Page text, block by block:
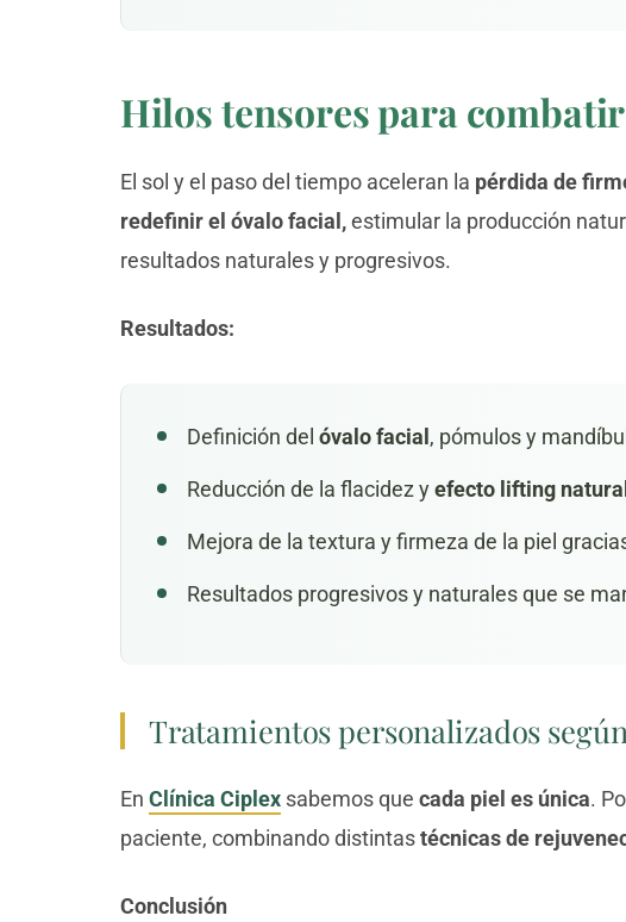
Hilos tensores para
El sol y el paso del tiempo aceleran la pérdida de
redefinir el óvalo facial,estimular la producción
resultados naturales y progresivos.
Resultados:
Definición del óvalo facial , pómulos y
Reducción de la flacidez yefecto lifting natural
Mejora de la textura y firmeza de la piel
Resultados progresivos y naturales que se
Tratamientos personalizados
En Clínica Ciplexsabemos que cada piel es única.
paciente, combinando distintastécnicas de
Conclusión